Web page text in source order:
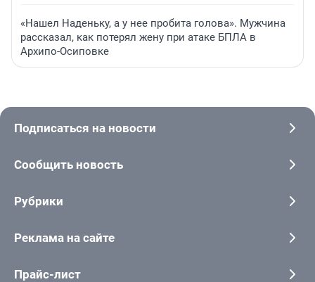
«Нашел Наденьку, а у нее пробита голова». Мужчина
рассказал, как потерял жену при атаке БПЛА в
Архипо-Осиповке
Подписаться на новости
Сообщить новость
Рубрики
Реклама на сайте
Прайс-лист